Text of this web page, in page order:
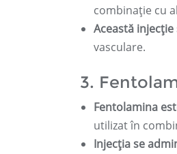
combinație cu
Această
vasculare.
3.
Fentolamina
utilizat în
Injecția se